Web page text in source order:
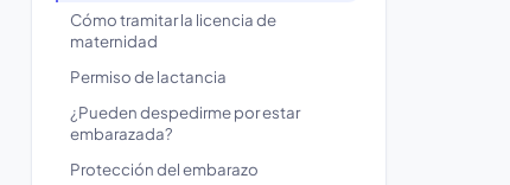
Cómo tramitar la licencia de
maternidad
Permiso de lactancia
¿Pueden despedirme por estar
embarazada?
Protección del embarazo